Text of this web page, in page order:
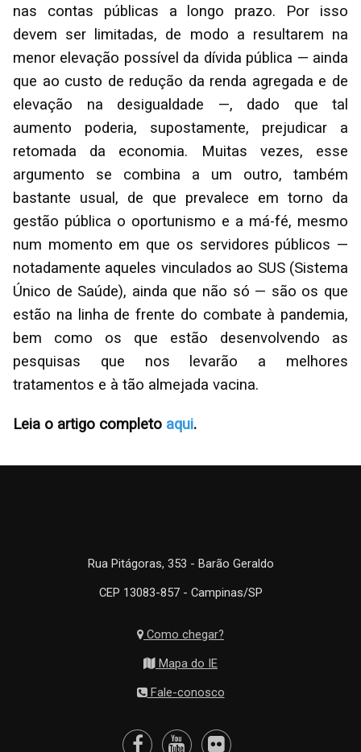
nas contas públicas a longo prazo. Por isso
devem ser limitadas, de modo a resultarem na
menor elevação possível da dívida pública — ainda
que ao custo de redução da renda agregada e de
elevação na desigualdade —, dado que tal
aumento poderia, supostamente, prejudicar a
retomada da economia. Muitas vezes, esse
argumento se combina a um outro, também
bastante usual, de que prevalece em torno da
gestão pública o oportunismo e a má-fé, mesmo
num momento em que os servidores públicos —
notadamente aqueles vinculados ao SUS (Sistema
Único de Saúde), ainda que não só — são os que
estão na linha de frente do combate à pandemia,
bem como os que estão desenvolvendo as
pesquisas que nos levarão a melhores
tratamentos e à tão almejada vacina.
Leia o artigo completo aqui.
Rua Pitágoras, 353 - Barão Geraldo
CEP 13083-857 - Campinas/SP
Como chegar?
Mapa do IE
Fale-conosco